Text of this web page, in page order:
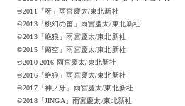
©2011「呀」雨宮慶太/東北新社
©2013「桃幻の笛」雨宮慶太/東北新社
©2013「絶狼」雨宮慶太/東北新社
©2015「媚空」雨宮慶太/東北新社
©2010-2016 雨宮慶太/東北新社
©2016「絶狼」雨宮慶太/東北新社
©2017「神ノ牙」雨宮慶太/東北新社
©2018「JINGA」雨宮慶太/東北新社